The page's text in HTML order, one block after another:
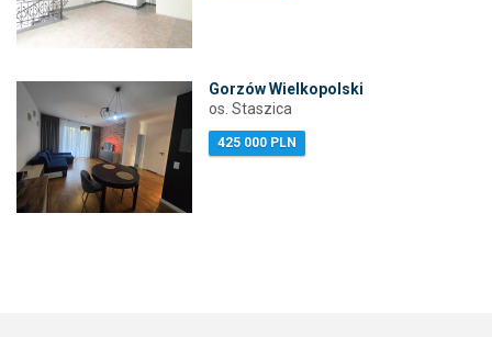
Gorzów Wielkopolski
os. Staszica
425 000 PLN